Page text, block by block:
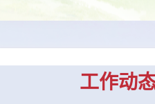
要闻 机构概
工作动